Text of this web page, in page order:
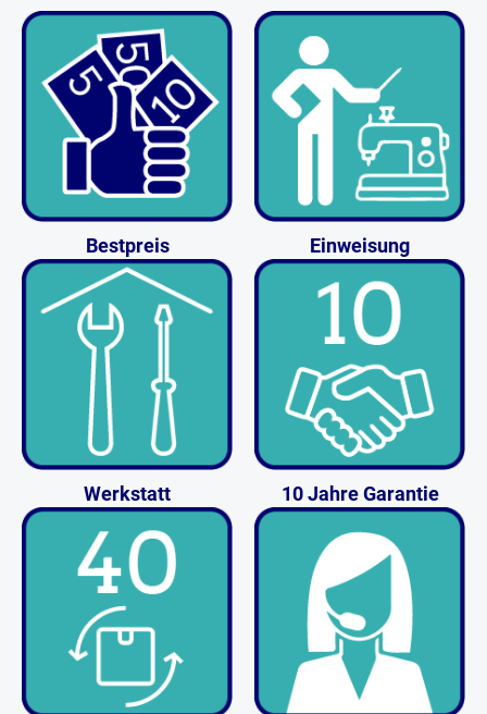
Bestpreis Einweisung
Werkstatt 10 Jahre Garantie